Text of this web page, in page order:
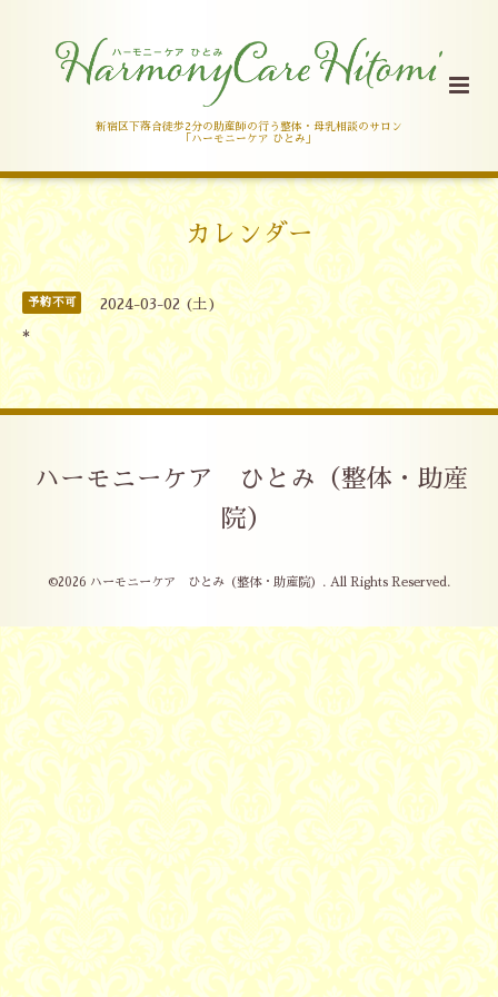
新宿区下落合徒歩2分の助産師の行う整体・母乳相談のサロン
「ハーモニーケア ひとみ」
カレンダー
予約不可 2024-03-02 (土)
*
ハーモニーケア ひとみ（整体・助産
院）
©2026 ハーモニーケア ひとみ（整体・助産院） . All Rights Reserved.